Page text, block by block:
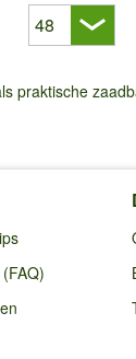
praktische